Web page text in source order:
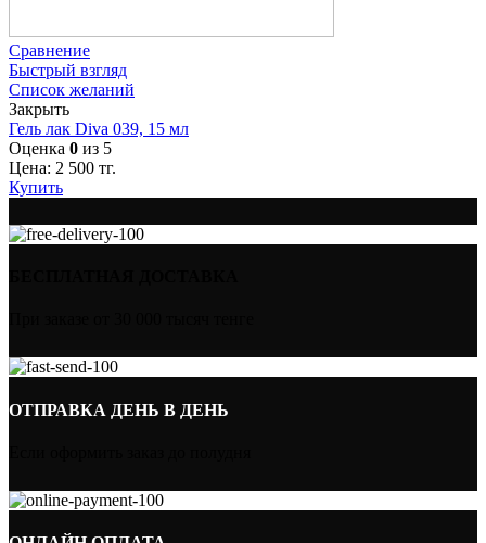
Сравнение
Быстрый взгляд
Список желаний
Закрыть
Гель лак Diva 039, 15 мл
Оценка 0 из 5
Цена: 2 500 тг.
Купить
ОТПРАВКА ДЕНЬ В ДЕНЬ